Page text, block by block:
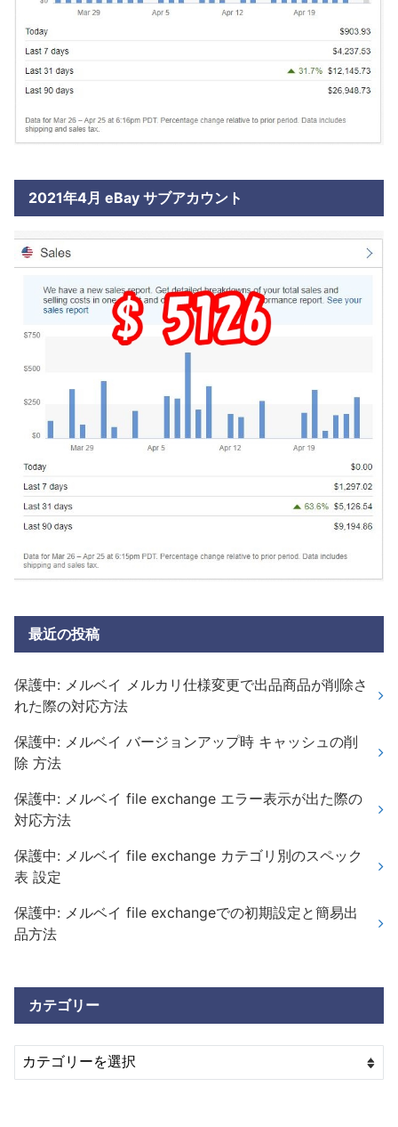
2021年4月 eBay サブアカウント
最近の投稿
保護中: メルベイ メルカリ仕様変更で出品商品が削除さ
れた際の対応方法
保護中: メルベイ バージョンアップ時 キャッシュの削
除 方法
保護中: メルベイ file exchange エラー表示が出た際の
対応方法
保護中: メルベイ file exchange カテゴリ別のスペック
表 設定
保護中: メルベイ file exchangeでの初期設定と簡易出
品方法
カテゴリー